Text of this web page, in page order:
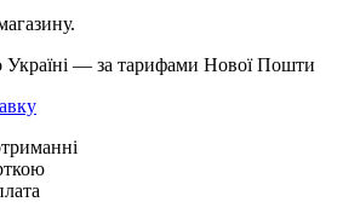
— за тарифами Нової Пошти